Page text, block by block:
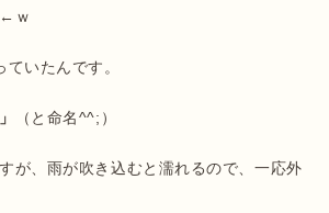
←ｗ
いたんです。
（と命名^^;）
が、雨が吹き込むと濡れるので、一応外